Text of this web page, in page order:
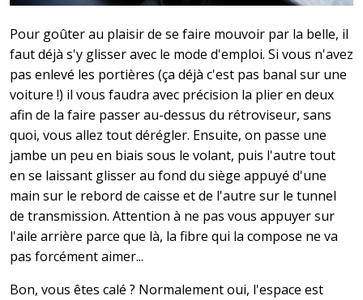
Pour goûter au plaisir de se faire mouvoir par la belle, il
faut déjà s'y glisser avec le mode d'emploi. Si vous n'avez
pas enlevé les portières (ça déjà c'est pas banal sur une
voiture !) il vous faudra avec précision la plier en deux
afin de la faire passer au-dessus du rétroviseur, sans
quoi, vous allez tout dérégler. Ensuite, on passe une
jambe un peu en biais sous le volant, puis l'autre tout
en se laissant glisser au fond du siège appuyé d'une
main sur le rebord de caisse et de l'autre sur le tunnel
de transmission. Attention à ne pas vous appuyer sur
l'aile arrière parce que là, la fibre qui la compose ne va
pas forcément aimer...
Bon, vous êtes calé ? Normalement oui, l'espace est